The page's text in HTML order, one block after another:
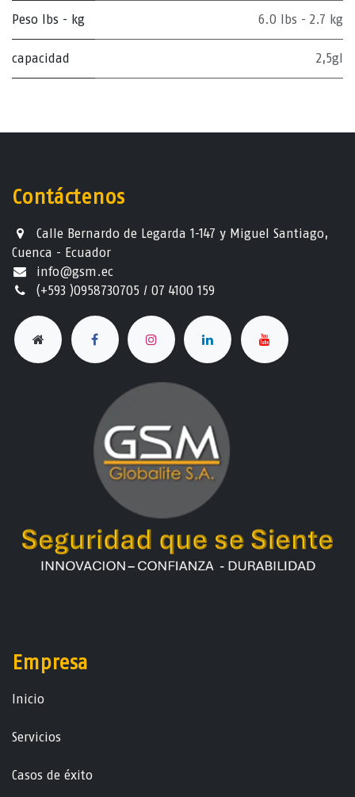
Peso lbs - kg 6.0 lbs - 2.7 kg
capacidad 2,5gl
Contáctenos
Calle Bernardo de Legarda 1-147 y Miguel Santiago,
Cuenca - Ecuador
info@gsm.ec​
(+593 )0958730705 / 07 4100 159
Empresa
Ini​ci​o
Servicios
Casos de éxito